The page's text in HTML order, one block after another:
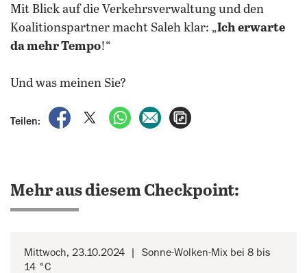
Mit Blick auf die Verkehrsverwaltung und den
Koalitionspartner macht Saleh klar: „Ich erwarte
da mehr Tempo!“
Und was meinen Sie?
Teilen:
auf Facebook teilen
auf X teilenper WhatsApp teilen
per E-Mail teilen
Mehr aus diesem Checkpoint:
Mittwoch, 23.10.2024
Sonne-Wolken-Mix bei 8 bis
14 °C